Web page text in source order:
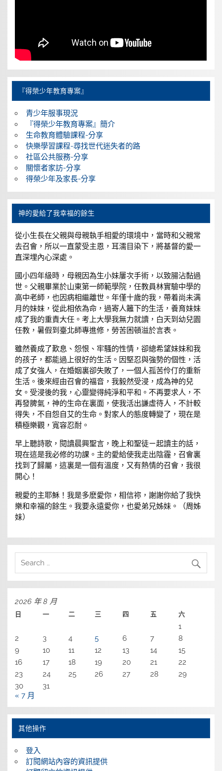
『得榮少年教育專案』
青少年服事現況
『得榮少年教育專案』簡介
生命教育體驗課程-分享
快樂學習課程-尋找世代迷失者的路
社區公共服務-分享
關懷者家訪-分享
得榮少年及家長-分享
神的愛給了我幸福的餘生
從小生長在父親與母親執手相愛的環境中，當時和父親常
去召會，所以一直蒙受主恩，耳濡目染下，將基督的愛一
直深埋內心深處。
國小四年級時，母親因為生小妹屢次手術，以致腸沾黏過
世。父親畢業於山東第一師範學院，任教員林實驗中學的
高中老師，也因病相繼離世。年僅十歲的我，帶着尚未满
月的妹妹，從此相依為命，過寄人籬下的生活，養育妹妹
成了我的重責大任。考上大學我無力就讀，白天到幼兒園
任教，暑假到臺北師專進修，勞苦困頓溢於言表。
雖然養成了歎息、怨恨、牢騷的性情，卻總希望妹妹和我
的孩子，都能過上很好的生活。因堅忍與強勢的個性，活
成了女強人，在婚姻裏卻失敗了，一個人孤苦伶仃的重新
生活。後來經由召會的福音，我毅然受浸，成為神的兒
女。受浸後的我，心靈變得純淨和平和。不再要求人，不
再發脾氣，神的生命在裏面，使我活出謙虛待人，不計較
得失，不自怨自艾的生命。對家人的態度轉變了，現在是
積極樂觀，寬容忍耐。
早上聽詩歌，閱讀晨興聖言，晚上和聖徒ㄧ起讀主的話，
現在這是我必修的功課。主的愛給使我走出陰霾，召會裏
找到了歸屬，這裏是一個有溫度，又有熱情的召會，我很
開心！
親愛的主耶穌！我是多麽愛你，相信祢，謝謝你給了我快
樂和幸福的餘生。我要永遠愛你，也愛弟兄姊妹。（周姊
妹）
2026 年 8 月
日 一 二 三 四 五 六
1
2
3 4 5 6 7
8
9
10 11 12 13 14
15
16
17 18 19 20 21
22
23
24 25 26 27 28
29
30
31
« 7 月
其他操作
登入
訂閱網站內容的資訊提供